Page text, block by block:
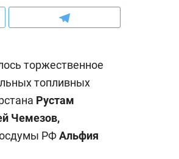
торжественное
топливных
Рустам
Чемезов,
РФАльфия
Рекомендуем